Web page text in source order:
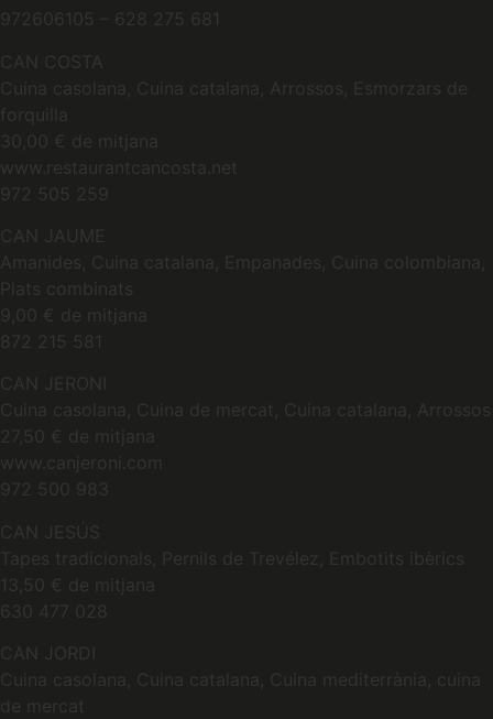
972606105 – 628 275 681
CAN COSTA
Cuina casolana, Cuina catalana, Arrossos, Esmorzars de
forquilla
30,00 € de mitjana
www.restaurantcancosta.net
972 505 259
CAN JAUME
Amanides, Cuina catalana, Empanades, Cuina colombiana,
Plats combinats
9,00 € de mitjana
872 215 581
CAN JERONI
Cuina casolana, Cuina de mercat, Cuina catalana, Arrossos
27,50 € de mitjana
www.canjeroni.com
972 500 983
CAN JESÚS
Tapes tradicionals, Pernils de Trevélez, Embotits ibèrics
13,50 € de mitjana
630 477 028
CAN JORDI
Cuina casolana, Cuina catalana, Cuina mediterrània, cuina
de mercat